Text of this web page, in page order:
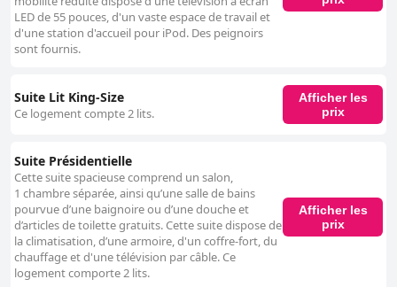
LED de 55 pouces, d'un vaste espace de travail et
d'une station d'accueil pour iPod. Des peignoirs
sont fournis.
Suite Lit King-Size
Ce logement compte 2 lits.
Afficher les
prix
Suite Présidentielle
Cette suite spacieuse comprend un salon,
1 chambre séparée, ainsi qu’une salle de bains
pourvue d’une baignoire ou d’une douche et
d’articles de toilette gratuits. Cette suite dispose de
la climatisation, d’une armoire, d'un coffre-fort, du
chauffage et d'une télévision par câble. Ce
logement comporte 2 lits.
Afficher les
prix